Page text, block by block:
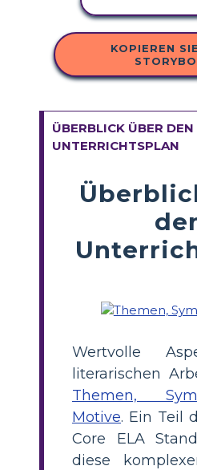
KOPIEREN
ÜBERBLICK ÜBER DEN
UNTERRICHTSPLAN
Wertvolle
literarischen
Themen,
Motive. Ein Teil
Core ELA
diese